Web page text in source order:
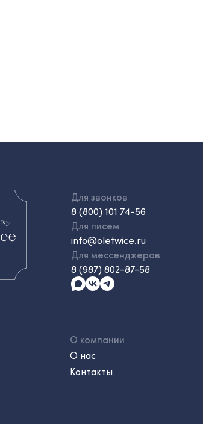
Для звонков
8 (800) 101 74-56
Для писем
info@oletwice.ru
Для мессенджеров
8 (987) 802-87-58
О компании
О нас
Контакты